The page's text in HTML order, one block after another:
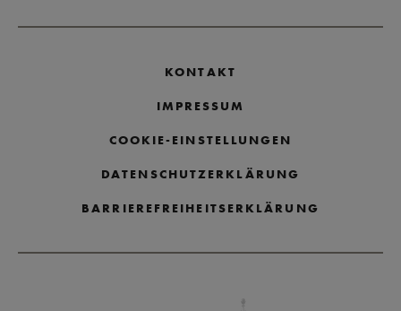
KONTAKT
IMPRESSUM
COOKIE-EINSTELLUNGEN
DATENSCHUTZERKLÄRUNG
BARRIEREFREIHEITSERKLÄRUNG